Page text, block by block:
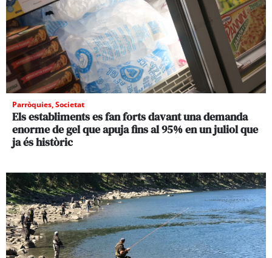
Parròquies,Societat
Els establiments es fan forts davant una demanda
enorme de gel que apuja fins al 95% en un juliol que
ja és històric